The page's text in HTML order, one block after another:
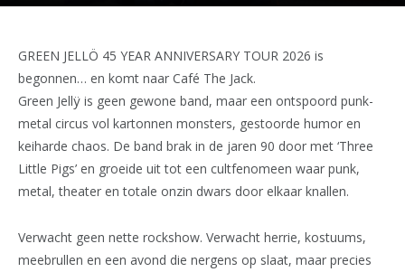
GREEN JELLÖ 45 YEAR ANNIVERSARY TOUR 2026 is
begonnen… en komt naar Café The Jack.
Green Jellÿ is geen gewone band, maar een ontspoord punk-
metal circus vol kartonnen monsters, gestoorde humor en
keiharde chaos. De band brak in de jaren 90 door met ‘Three
Little Pigs’ en groeide uit tot een cultfenomeen waar punk,
metal, theater en totale onzin dwars door elkaar knallen.
Verwacht geen nette rockshow. Verwacht herrie, kostuums,
meebrullen en een avond die nergens op slaat, maar precies